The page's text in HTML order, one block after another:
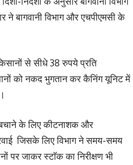
ने बागवानी विभाग और एचपीएमसी के
से सीधे 38 रुपये प्रति
को नकद भुगतान कर कैनिंग यूनिट में
बचाने के लिए कीटनाशक और
जिसके लिए विभाग ने समय-समय
पर जाकर स्टाॅक का निरीक्षण भी